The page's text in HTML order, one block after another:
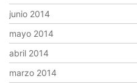
junio 2014
mayo 2014
abril 2014
marzo 2014